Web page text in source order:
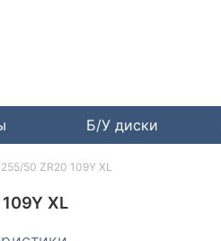
Б/У диски
XL
50 ZR20 109Y XL